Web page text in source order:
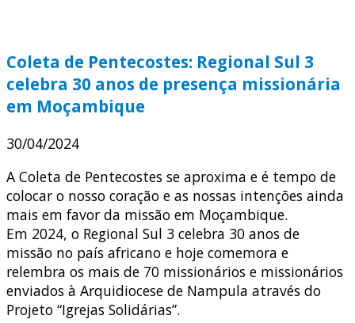
Coleta de Pentecostes: Regional Sul 3
celebra 30 anos de presença missionária
em Moçambique
30/04/2024
A Coleta de Pentecostes se aproxima e é tempo de
colocar o nosso coração e as nossas intenções ainda
mais em favor da missão em Moçambique.
Em 2024, o Regional Sul 3 celebra 30 anos de
missão no país africano e hoje comemora e
relembra os mais de 70 missionários e missionários
enviados à Arquidiocese de Nampula através do
Projeto “Igrejas Solidárias”.